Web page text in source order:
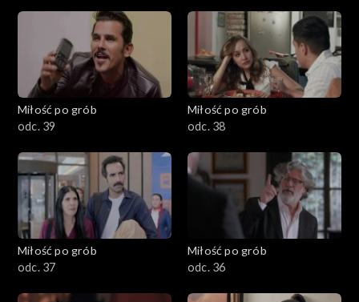
Miłość po grób
odc. 39
Miłość po grób
odc. 38
Miłość po grób
odc. 37
Miłość po grób
odc. 36